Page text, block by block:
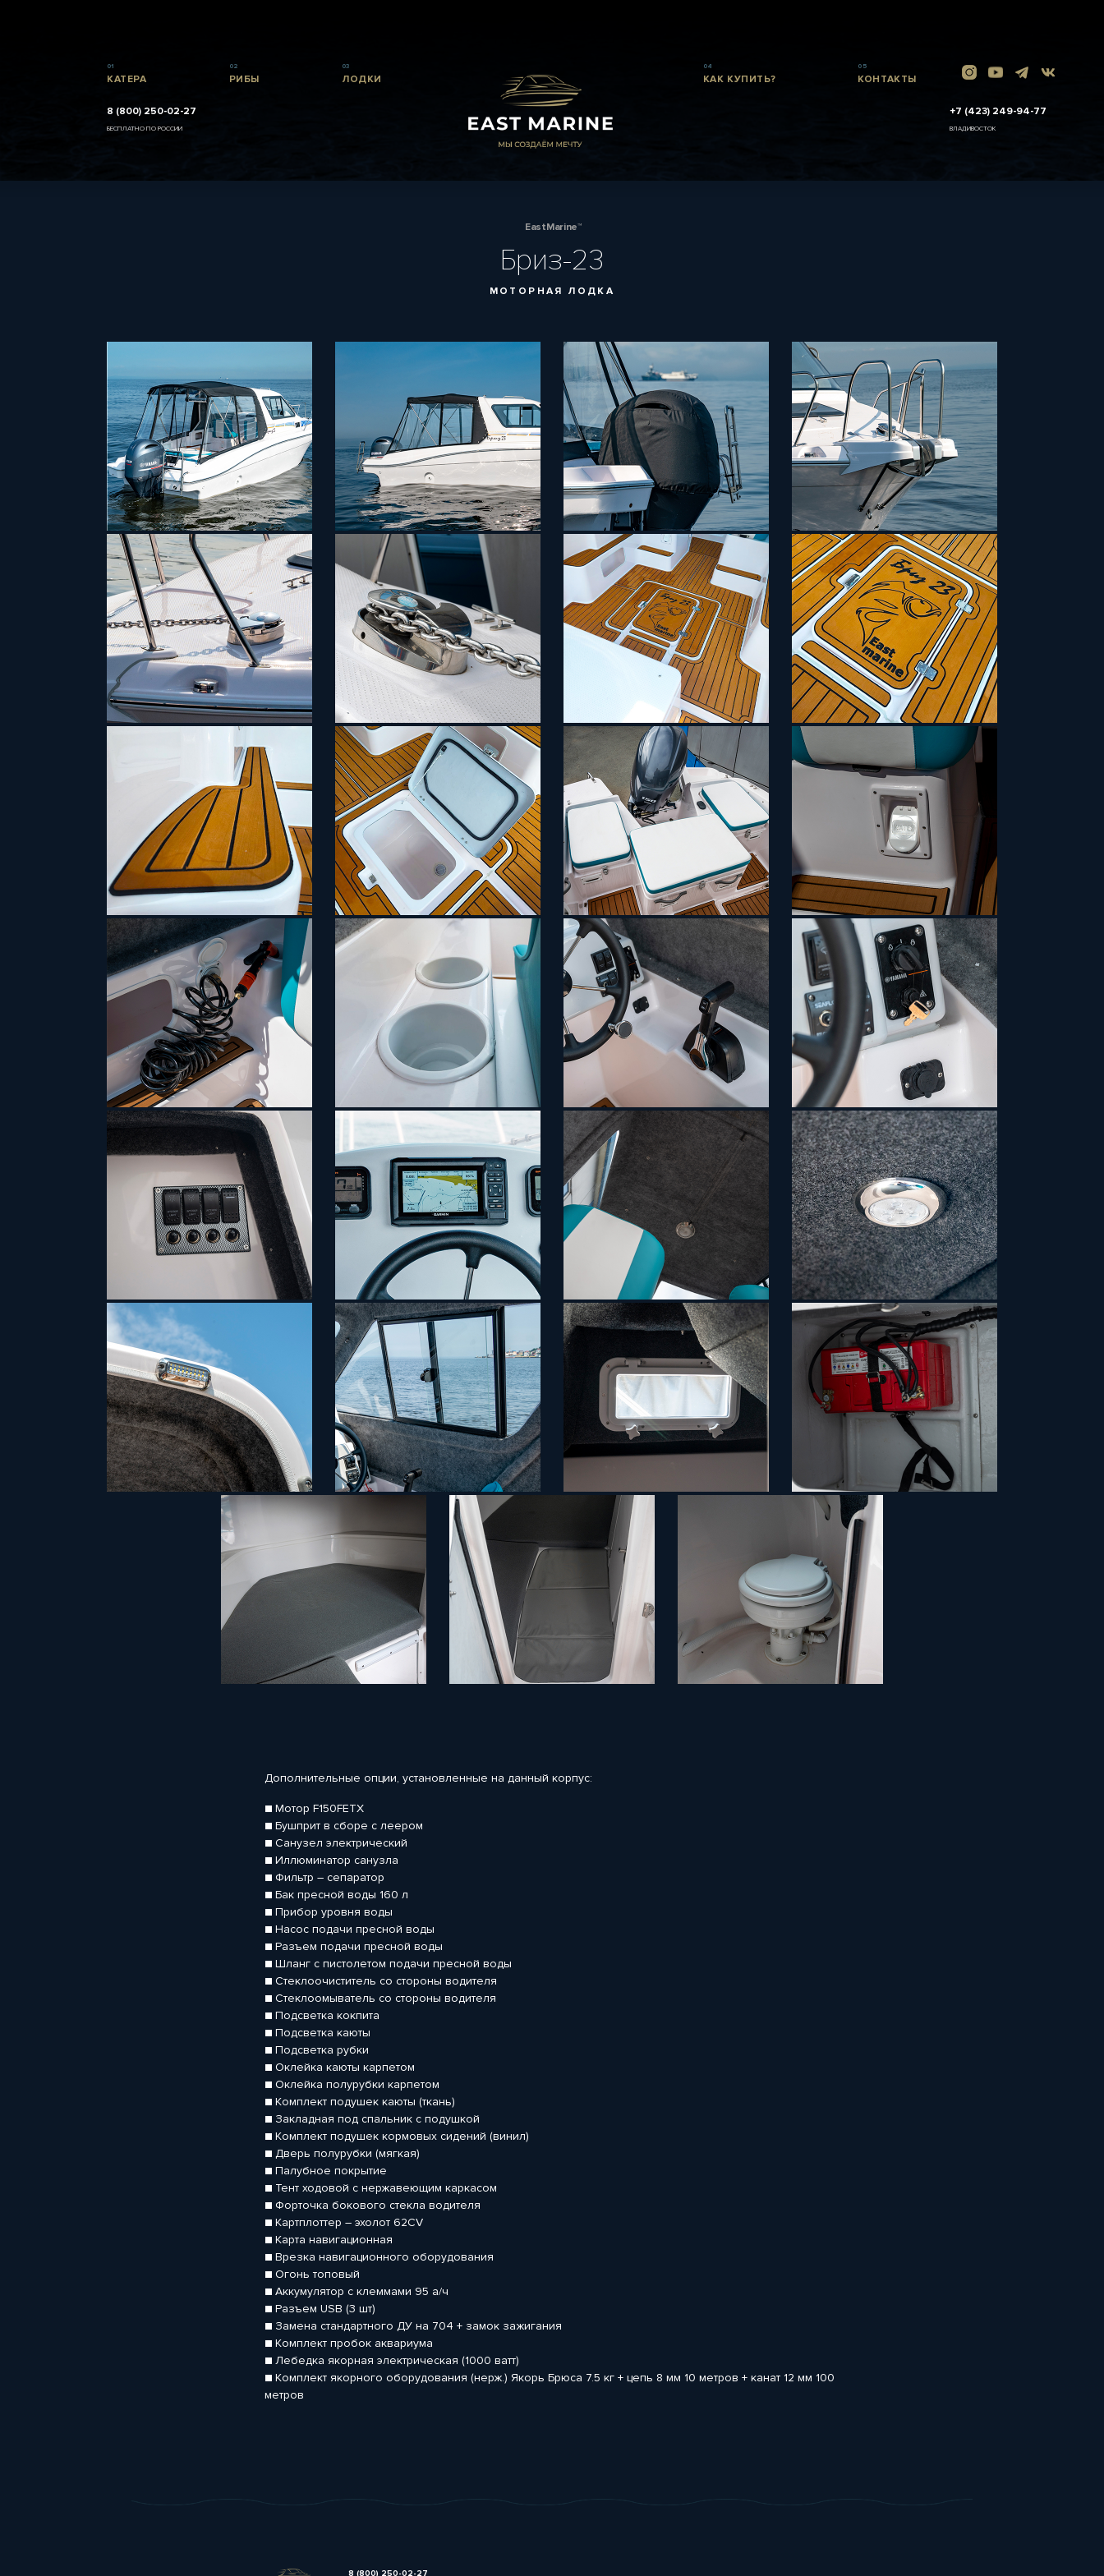
01
КАТЕРА
02
РИБЫ
03
ЛОДКИ
8 (800) 250-02-27
БЕСПЛАТНО ПО РОССИИ
04
КАК КУПИТЬ?
05
КОНТАКТЫ
+7 (423) 249-94-77
ВЛАДИВОСТОК
EastMarine™
Бриз-23
МОТОРНАЯ ЛОДКА
Дополнительные опции, установленные на данный корпус:
■ Мотор F150FETX
■ Бушприт в сборе с леером
■ Санузел электрический
■ Иллюминатор санузла
■ Фильтр – сепаратор
■ Бак пресной воды 160 л
■ Прибор уровня воды
■ Насос подачи пресной воды
■ Разъем подачи пресной воды
■ Шланг с пистолетом подачи пресной воды
■ Стеклоочиститель со стороны водителя
■ Стеклоомыватель со стороны водителя
■ Подсветка кокпита
■ Подсветка каюты
■ Подсветка рубки
■ Оклейка каюты карпетом
■ Оклейка полурубки карпетом
■ Комплект подушек каюты (ткань)
■ Закладная под спальник с подушкой
■ Комплект подушек кормовых сидений (винил)
■ Дверь полурубки (мягкая)
■ Палубное покрытие
■ Тент ходовой с нержавеющим каркасом
■ Форточка бокового стекла водителя
■ Картплоттер – эхолот 62CV
■ Карта навигационная
■ Врезка навигационного оборудования
■ Огонь топовый
■ Аккумулятор с клеммами 95 а/ч
■ Разъем USB (3 шт)
■ Замена стандартного ДУ на 704 + замок зажигания
■ Комплект пробок аквариума
■ Лебедка якорная электрическая (1000 ватт)
■ Комплект якорного оборудования (нерж.) Якорь Брюса 7.5 кг + цепь 8 мм 10 метров + канат 12 мм 100
метров
8 (800) 250-02-27